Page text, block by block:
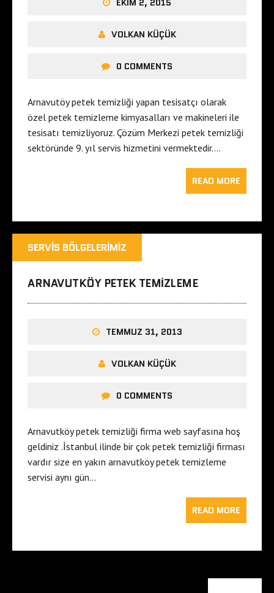
EKIM 2, 2015
VOLKAN KÜÇÜK
0 COMMENTS
Arnavutöy petek temizliği yapan tesisatçı olarak
özel petek temizleme kimyasalları ve makineleri ile
tesisatı temizliyoruz. Çözüm Merkezi petek temizliği
sektöründe 9. yıl servis hizmetini vermektedir….
READ MORE
SERVIS BÖLGELERIMIZ
ARNAVUTKÖY PETEK TEMIZLEME
TEMMUZ 31, 2013
VOLKAN KÜÇÜK
0 COMMENTS
Arnavutköy petek temizliği firma web sayfasına hoş
geldiniz .İstanbul ilinde bir çok petek temizliği firması
vardır size en yakın arnavutköy petek temizleme
servisi aynı gün…
READ MORE